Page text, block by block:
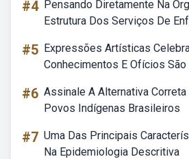
#4 Pensando Diretamente Na
Estrutura Dos Serviços De
#5 Expressões Artísticas
Conhecimentos E Ofícios
#6 Assinale A Alternativa
Povos Indígenas Brasileiros
#7 Uma Das Principais
Na Epidemiologia Descritiva